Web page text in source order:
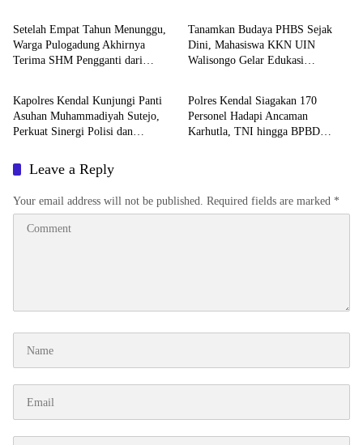
Setelah Empat Tahun Menunggu,
Warga Pulogadung Akhirnya
Terima SHM Pengganti dari
Tanamkan Budaya PHBS Sejak
Dini, Mahasiswa KKN UIN
Walisongo Gelar Edukasi
DAERAH
Kapolres Kendal Kunjungi Panti
Asuhan Muhammadiyah Sutejo,
Perkuat Sinergi Polisi dan
DAERAH
Polres Kendal Siagakan 170
Personel Hadapi Ancaman
Karhutla, TNI hingga BPBD
Leave a Reply
Your email address will not be published. Required fields are marked *